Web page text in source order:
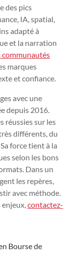
des pics
IA, spatial,
adapté à
et la narration
communautés
marques
et confiance.
avec une
depuis 2016.
réussies sur les
différents, du
force tient à la
selon les bons
Dans un
les repères,
avec méthode.
contactez-
Bourse de